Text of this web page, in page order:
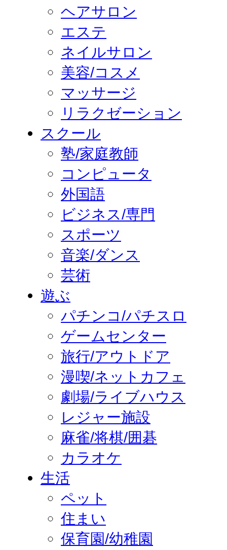
ヘアサロン
エステ
ネイルサロン
美容/コスメ
マッサージ
リラクゼーション
スクール
塾/家庭教師
コンピュータ
外国語
ビジネス/専門
スポーツ
音楽/ダンス
芸術
遊ぶ
パチンコ/パチスロ
ゲームセンター
旅行/アウトドア
漫喫/ネットカフェ
劇場/ライブハウス
レジャー施設
麻雀/将棋/囲碁
カラオケ
生活
ペット
住まい
保育園/幼稚園